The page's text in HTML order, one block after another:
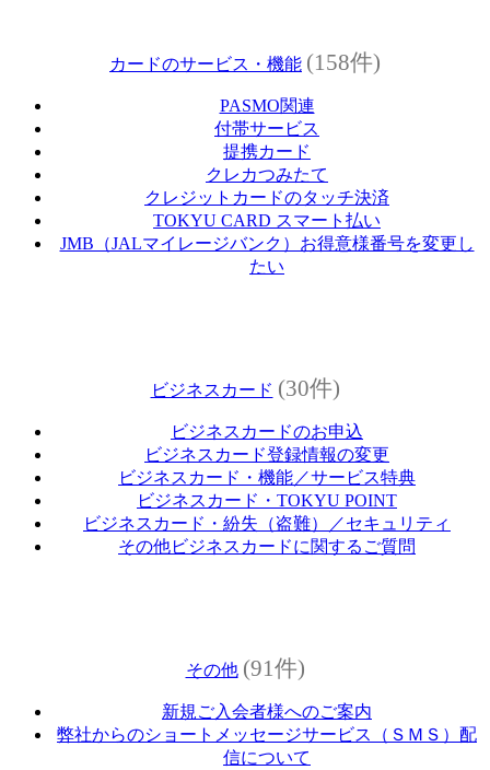
カードのサービス・機能 (158件)
PASMO関連
付帯サービス
提携カード
クレカつみたて
クレジットカードのタッチ決済
TOKYU CARD スマート払い
JMB（JALマイレージバンク）お得意様番号を変更し
たい
ビジネスカード (30件)
ビジネスカードのお申込
ビジネスカード登録情報の変更
ビジネスカード・機能／サービス特典
ビジネスカード・TOKYU POINT
ビジネスカード・紛失（盗難）／セキュリティ
その他ビジネスカードに関するご質問
その他 (91件)
新規ご入会者様へのご案内
弊社からのショートメッセージサービス（ＳＭＳ）配
信について